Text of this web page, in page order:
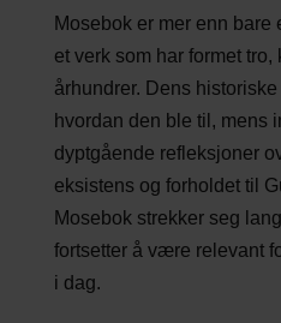
Mosebok er mer enn bare
et verk som har formet
århundrer. Dens
hvordan den ble til, mens
dyptgående refleksjoner
eksistens og forholdet til
Mosebok strekker seg
fortsetter å være relevant
i dag.